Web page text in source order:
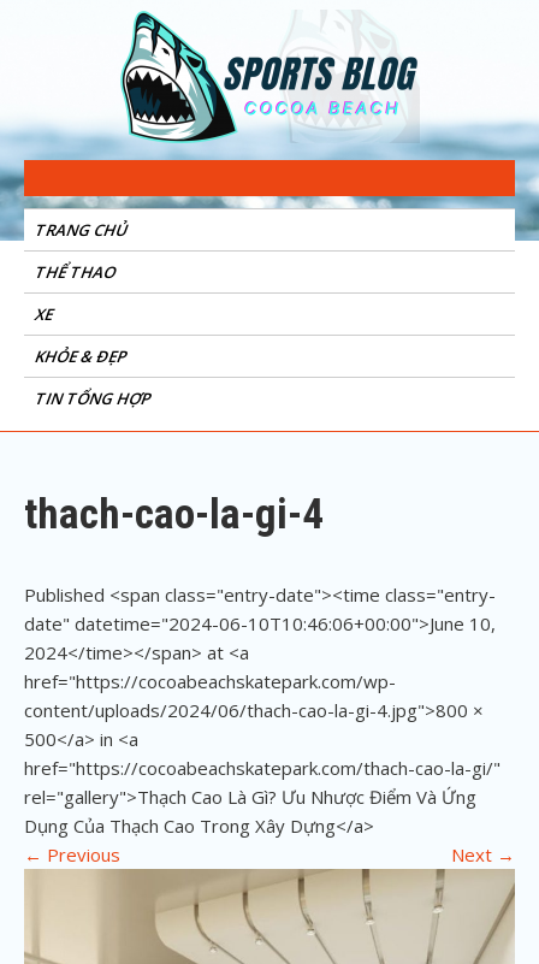
Sports Blog
Cocoa Beach
TRANG CHỦ
THỂ THAO
XE
KHỎE & ĐẸP
TIN TỔNG HỢP
thach-cao-la-gi-4
Published <span class="entry-date"><time class="entry-
date" datetime="2024-06-10T10:46:06+00:00">June 10,
2024</time></span> at <a
href="https://cocoabeachskatepark.com/wp-
content/uploads/2024/06/thach-cao-la-gi-4.jpg">800 ×
500</a> in <a
href="https://cocoabeachskatepark.com/thach-cao-la-gi/"
rel="gallery">Thạch Cao Là Gì? Ưu Nhược Điểm Và Ứng
Dụng Của Thạch Cao Trong Xây Dựng</a>
← Previous Next →